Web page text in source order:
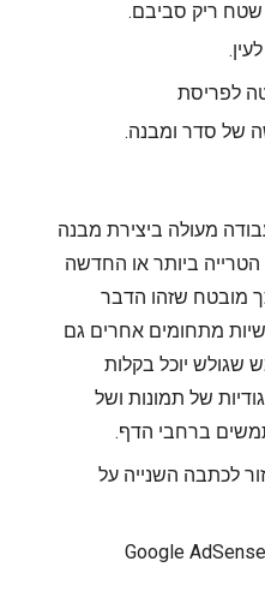
שטח ריק סביבם.
לפריסת
של סדר ומבנה.
מעולה ביצירת מבנה
ביותר או החדשה
מובטח שזהו הדבר
מתחומים אחרים גם
שגולש יוכל בקלות
של תמונות ושל
ברחבי הדף.
לכתבה השנייה על